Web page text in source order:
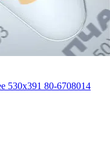
80-6708014